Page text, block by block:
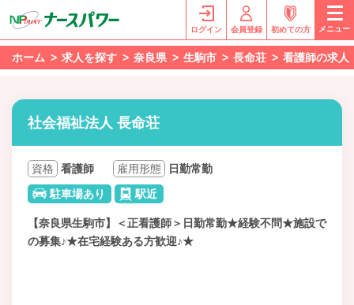
ログイン 会員登録 初めての方 メニュー
ホーム 求人を探す 奈良県 生駒市 長命荘 看護師の求人
社会福祉法人 長命荘
資格 看護師 雇用形態
日勤常勤
駐車場あり
駅近
【奈良県生駒市】＜正看護師＞日勤常勤★経験不問★施設で
の募集♪★在宅経験ある方歓迎♪★